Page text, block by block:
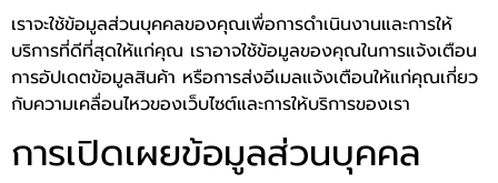
เราจะใช้ข้อมูลส่วนบุคคลของคุณเพื่อการดำเนินงานและการให้
บริการที่ดีที่สุดให้แก่คุณ เราอาจใช้ข้อมูลของคุณในการแจ้งเตือน
การอัปเดตข้อมูลสินค้า หรือการส่งอีเมลแจ้งเตือนให้แก่คุณเกี่ยว
กับความเคลื่อนไหวของเว็บไซต์และการให้บริการของเรา
การเปิดเผยข้อมูลส่วนบุคคล